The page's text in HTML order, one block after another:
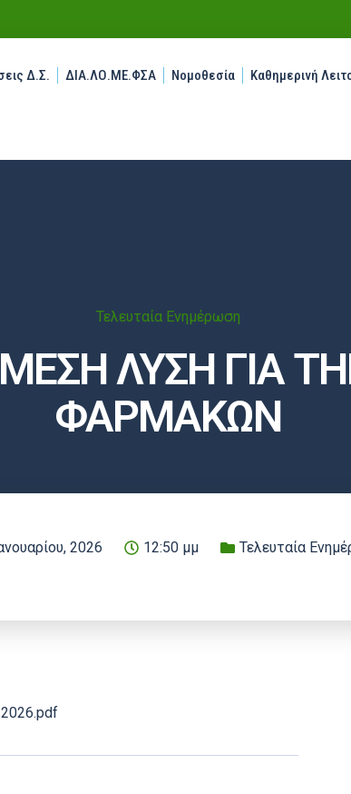
Δ.Σ. ΔΙΑ.ΛΟ.ΜΕ.ΦΣΑ Νομοθεσία Καθημερινή
Τελευταία Ενημέρωση
ΛΥΣΗ ΓΙΑ
ΦΑΡΜΑΚΩΝ
2026 12:50 μμ Τελευταία